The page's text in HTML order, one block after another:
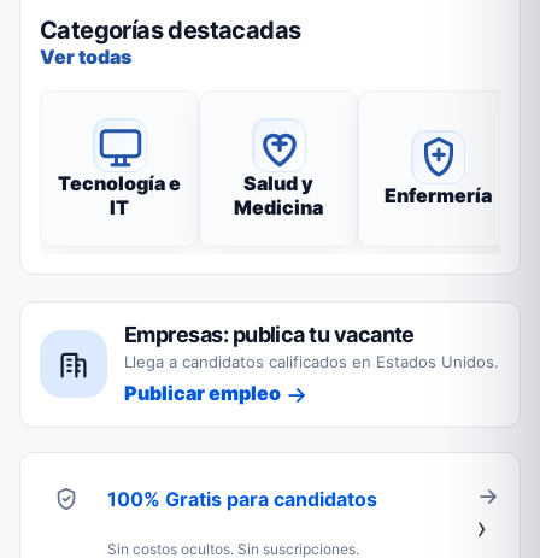
Categorías destacadas
Ver todas
Tecnología e
IT
Salud y
Medicina
Enfermería
Empresas: publica tu vacante
Llega a candidatos calificados en Estados Unidos.
Publicar empleo
100% Gratis para candidatos
Sin costos ocultos. Sin suscripciones.